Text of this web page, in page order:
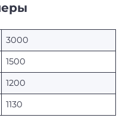
3000
1500
1200
1130